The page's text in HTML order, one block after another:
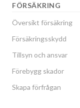
FÖRSÄKRING
Översikt försäkring
Försäkringsskydd
Tillsyn och ansvar
Förebygg skador
Skapa förfrågan